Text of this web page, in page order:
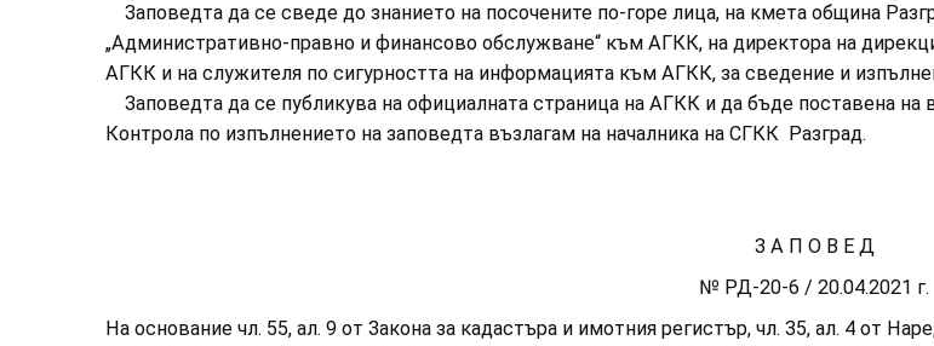
Заповедта да се сведе до знанието на посочените по-горе лица, на кмета община
„Административно-правно и финансово обслужване“ към АГКК, на директора на
АГКК и на служителя по сигурността на информацията към АГКК, за сведение и
Заповедта да се публикува на официалната страница на АГКК и да бъде поставена
Контрола по изпълнението на заповедта възлагам на началника на СГКК Разград.
З А П О В Е Д
№ РД-20-6 / 20.04.2021 г.
На основание чл. 55, ал. 9 от Закона за кадастъра и имотния регистър, чл. 35, ал. 4 от